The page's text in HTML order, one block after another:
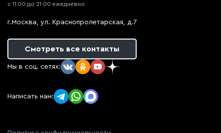
с 11:00 до 21:00 ежедневно
г.Москва, ул. Краснопролетарская, д.7
Смотреть все контакты
Мы в соц. сетях:
Написать нам: